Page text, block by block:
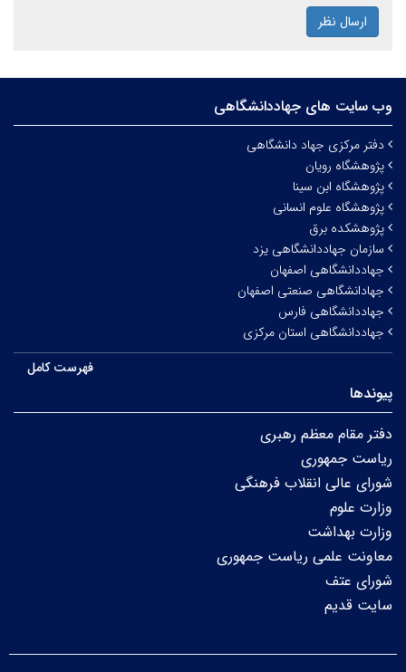
ارسال نظر
وب سایت های جهاددانشگاهی
دفتر مرکزی جهاد دانشگاهی
پژوهشگاه رویان
پژوهشگاه ابن سینا
پژوهشگاه علوم انسانی
پژوهشکده برق
سازمان جهاددانشگاهی یزد
جهاددانشگاهی اصفهان
جهادانشگاهی صنعتی اصفهان
جهاددانشگاهی فارس
جهاددانشگاهی استان مرکزی
فهرست کامل
پیوندها
دفتر مقام معظم رهبری
ریاست جمهوری
شورای عالی انقلاب فرهنگی
وزارت علوم
وزارت بهداشت
معاونت علمی ریاست جمهوری
شورای عتف
سایت قدیم